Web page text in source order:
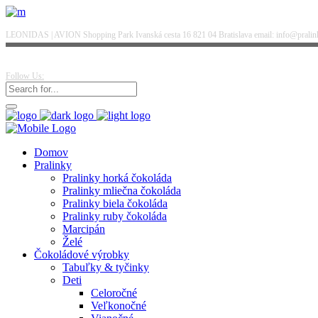
LEONIDAS | AVION Shopping Park Ivanská cesta 16 821 04 Bratislava email:
Follow Us:
Domov
Pralinky
Pralinky horká čokoláda
Pralinky mliečna čokoláda
Pralinky biela čokoláda
Pralinky ruby čokoláda
Marcipán
Želé
Čokoládové výrobky
Tabuľky & tyčinky
Deti
Celoročné
Veľkonočné